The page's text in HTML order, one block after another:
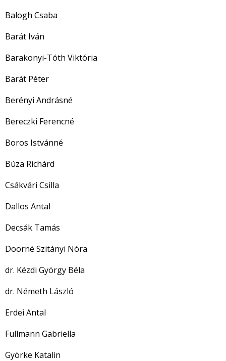
Balogh Csaba
Barát Iván
Barakonyi-Tóth Viktória
Barát Péter
Berényi Andrásné
Bereczki Ferencné
Boros Istvánné
Búza Richárd
Csákvári Csilla
Dallos Antal
Decsák Tamás
Doorné Szitányi Nóra
dr. Kézdi György Béla
dr. Németh László
Erdei Antal
Fullmann Gabriella
Györke Katalin